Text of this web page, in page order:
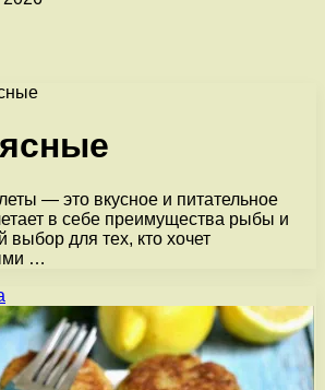
— это вкусное и питательное
в себе преимущества рыбы и
выбор для тех, кто хочет
…